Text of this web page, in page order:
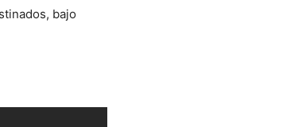
bajo